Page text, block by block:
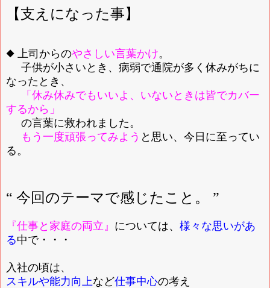
【支えになった事】
◆ 上司からのやさしい言葉かけ。
子供が小さいとき、病弱で通院が多く休みがちに
なったとき、
「休み休みでもいいよ、いないときは皆でカバー
するから」
の言葉に救われました。
もう一度頑張ってみよう と思い、今日に至ってい
る。
“ 今回のテーマで感じたこと。 ”
『仕事と家庭の両立』 については、 様々な思いがあ
る中で・・・
入社の頃は、
スキルや能力向上など仕事中心の考え